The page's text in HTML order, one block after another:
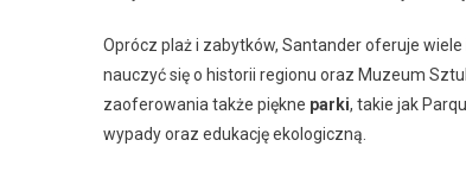
Oprócz plaż i zabytków, Santander oferuje
nauczyć się o historii regionu oraz Muzeum
zaoferowania także piękne parki, takie jak
wypady oraz edukację ekologiczną.